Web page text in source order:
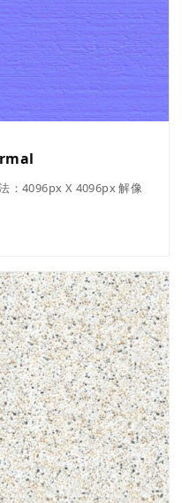
：4096px X 4096px 解像